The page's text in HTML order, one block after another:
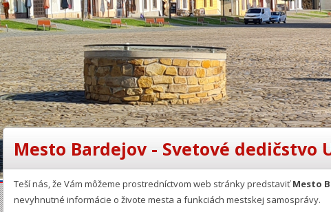
Mesto Bardejov - Svetové dedičstvo
Teší nás, že Vám môžeme prostredníctvom web stránky predstaviťMesto
nevyhnutné informácie o živote mesta a funkciách mestskej samosprávy.